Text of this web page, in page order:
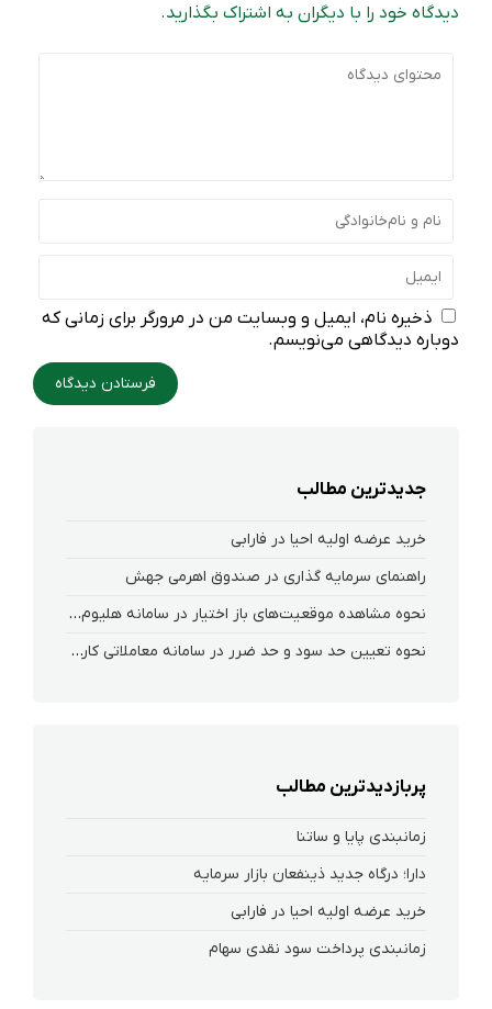
دیدگاه خود را با دیگران به اشتراک بگذارید.
ذخیره نام، ایمیل و وبسایت من در مرورگر برای زمانی که
دوباره دیدگاهی می‌نویسم.
جدیدترین مطالب
خرید عرضه اولیه احیا در فارابی
راهنمای سرمایه گذاری در صندوق اهرمی جهش
نحوه‌ مشاهده‌ موقعیت‌های باز اختیار در سامانه هلیوم و نکست
نحوه تعیین حد سود و حد ضرر در سامانه معاملاتی کارگزاری فارابی
پربازدیدترین مطالب
زمانبندی پایا و ساتنا
دارا؛ درگاه جدید ذینفعان بازار سرمایه
خرید عرضه اولیه احیا در فارابی
زمانبندی پرداخت سود نقدی سهام‌